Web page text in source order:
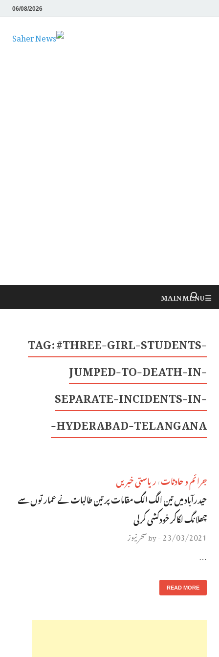
06/08/2026
Saher News
MAIN MENU
TAG:#THREE-GIRL-STUDENTS-
JUMPED-TO-DEATH-IN-
SEPARATE-INCIDENTS-IN-
HYDERABAD-TELANGANA-
جرائم و حادثات / ریاستی خبریں
حیدرآباد میں تین الگ الگ مقامات پر تین طالبات نے عمارتوں سے
چھلانگ لگاکر خودکشی کرلی
23/03/2021
-
byسحر نیوز
…
READ MORE